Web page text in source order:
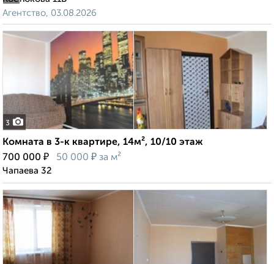
Агентство, 03.08.2026
3
Комната в 3-к квартире, 14м², 10/10 этаж
700 000 ₽ 50 000 ₽ за м²
Чапаева 32